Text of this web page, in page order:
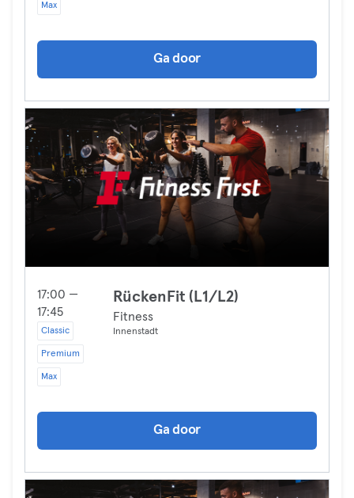
Max
Ga door
17:00 —
17:45
Classic
Premium
Max
RückenFit (L1/L2)
Fitness
Innenstadt
Ga door